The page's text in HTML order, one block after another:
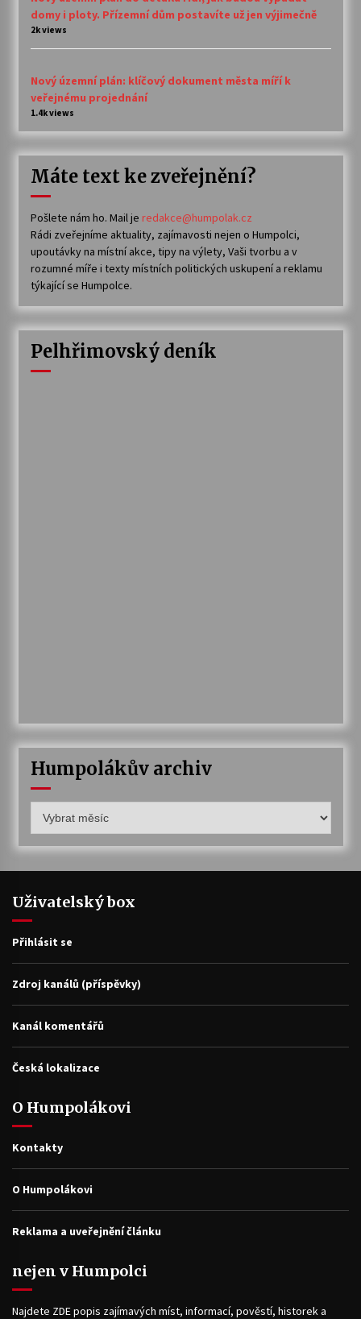
domy i ploty. Přízemní dům postavíte už jen výjimečně
2k views
Nový územní plán: klíčový dokument města míří k
veřejnému projednání
1.4k views
Máte text ke zveřejnění?
Pošlete nám ho. Mail je redakce@humpolak.cz
Rádi zveřejníme aktuality, zajímavosti nejen o Humpolci,
upoutávky na místní akce, tipy na výlety, Vaši tvorbu a v
rozumné míře i texty místních politických uskupení a reklamu
týkající se Humpolce.
Pelhřimovský deník
Humpolákův archiv
archiv
Uživatelský box
Přihlásit se
Zdroj kanálů (příspěvky)
Kanál komentářů
Česká lokalizace
O Humpolákovi
Kontakty
O Humpolákovi
Reklama a uveřejnění článku
nejen v Humpolci
Najdete ZDE popis zajímavých míst, informací, pověstí, historek a